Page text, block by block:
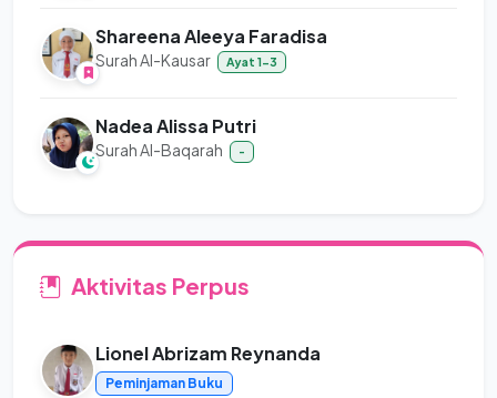
Shareena Aleeya Faradisa
Surah Al-Kausar Ayat 1-3
Nadea Alissa Putri
Surah Al-Baqarah -
Aktivitas Perpus
Lionel Abrizam Reynanda
Peminjaman Buku